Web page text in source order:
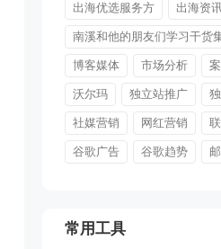
出海优选服务方 出海资
南溪和他的朋友们学习干货
博客媒体 市场分析
沃尔玛 独立站推广
社媒营销 网红营销
谷歌广告 谷歌趋势
常用工具